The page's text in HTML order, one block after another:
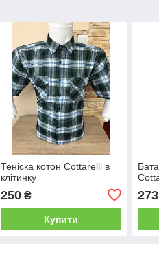
Теніска котон Cottarelli в
клітинку
250₴
Купити
273